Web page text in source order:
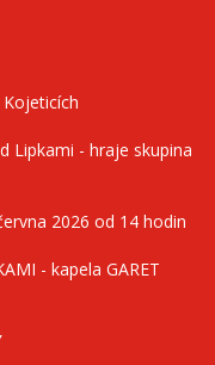
Lipkami - hraje skupina
2026 od 14 hodin
- kapela GARET